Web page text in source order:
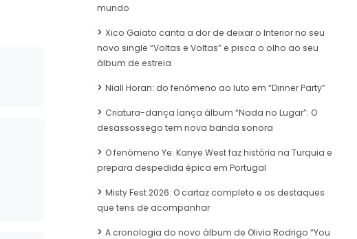
mundo
Xico Gaiato canta a dor de deixar o Interior no seu
novo single “Voltas e Voltas” e pisca o olho ao seu
álbum de estreia
Niall Horan: do fenómeno ao luto em “Dinner Party”
Criatura-dança lança álbum “Nada no Lugar”: O
desassossego tem nova banda sonora
O fenómeno Ye: Kanye West faz história na Turquia e
prepara despedida épica em Portugal
Misty Fest 2026: O cartaz completo e os destaques
que tens de acompanhar
A cronologia do novo álbum de Olivia Rodrigo “You